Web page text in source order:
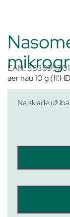
EAN:
aer nau 10 g
Na sklade už